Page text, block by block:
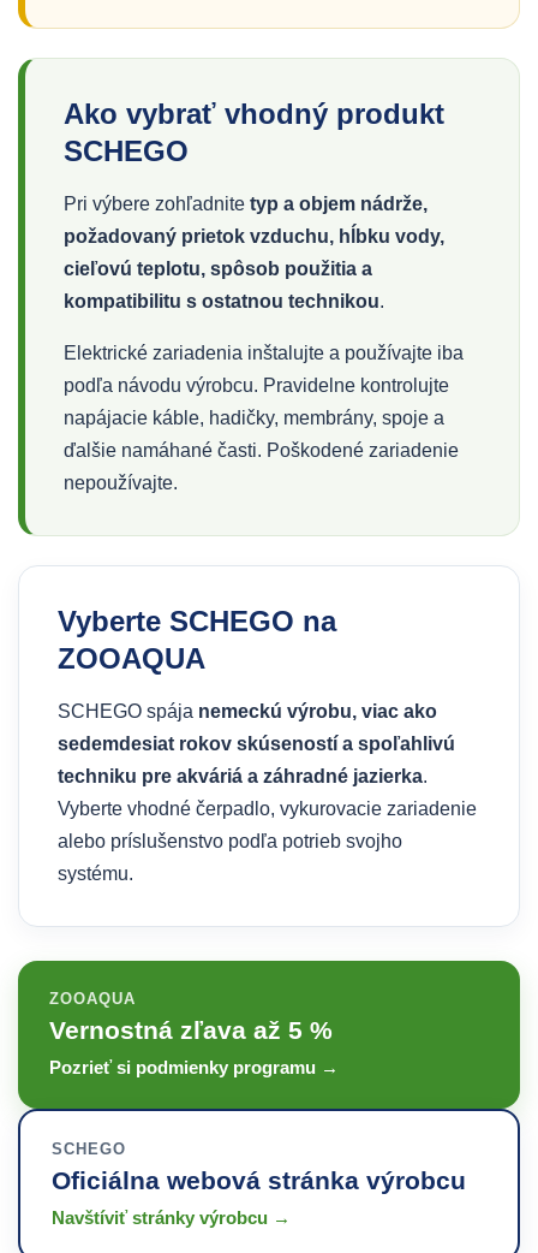
Ako vybrať vhodný produkt
SCHEGO
Pri výbere zohľadnite typ a objem nádrže,
požadovaný prietok vzduchu, hĺbku vody,
cieľovú teplotu, spôsob použitia a
kompatibilitu s ostatnou technikou.
Elektrické zariadenia inštalujte a používajte iba
podľa návodu výrobcu. Pravidelne kontrolujte
napájacie káble, hadičky, membrány, spoje a
ďalšie namáhané časti. Poškodené zariadenie
nepoužívajte.
Vyberte SCHEGO na
ZOOAQUA
SCHEGO spája nemeckú výrobu, viac ako
sedemdesiat rokov skúseností a spoľahlivú
techniku pre akváriá a záhradné jazierka.
Vyberte vhodné čerpadlo, vykurovacie zariadenie
alebo príslušenstvo podľa potrieb svojho
systému.
ZOOAQUA
Vernostná zľava až 5 %
Pozrieť si podmienky programu →
SCHEGO
Oficiálna webová stránka výrobcu
Navštíviť stránky výrobcu →